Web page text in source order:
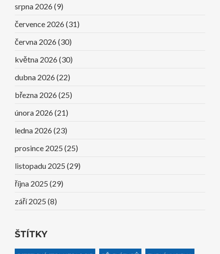
srpna 2026 (9)
července 2026 (31)
června 2026 (30)
května 2026 (30)
dubna 2026 (22)
března 2026 (25)
února 2026 (21)
ledna 2026 (23)
prosince 2025 (25)
listopadu 2025 (29)
října 2025 (29)
září 2025 (8)
ŠTÍTKY